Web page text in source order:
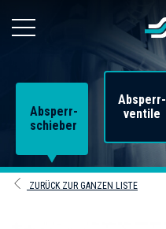
Absperr-
schieber
Absperr-
ventile
ZURÜCK ZUR GANZEN LISTE